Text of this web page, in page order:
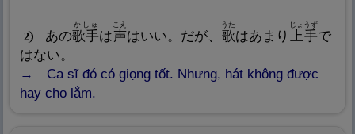
2 あの歌手
かしゅ
は声
こえ
はいい。だが、 歌
うた
はあまり 上
Nghĩa: Trên, phía trên, đưa lên,
手
じょうず
で
はない。
Ca sĩ đó có giọng tốt. Nhưng, hát không được
hay cho lắm.